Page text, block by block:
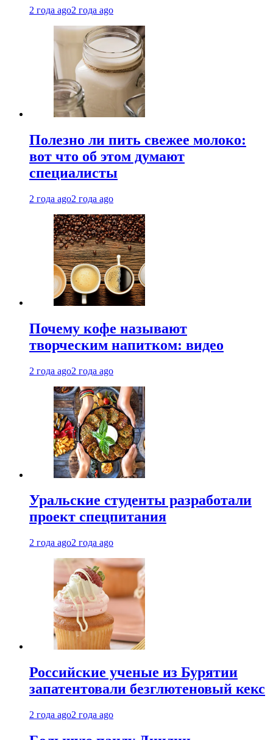
2 года ago2 года ago
Полезно ли пить свежее молоко:
вот что об этом думают
специалисты
2 года ago2 года ago
Почему кофе называют
творческим напитком: видео
2 года ago2 года ago
Уральские студенты разработали
проект спецпитания
2 года ago2 года ago
Российские ученые из Бурятии
запатентовали безглютеновый кекс
2 года ago2 года ago